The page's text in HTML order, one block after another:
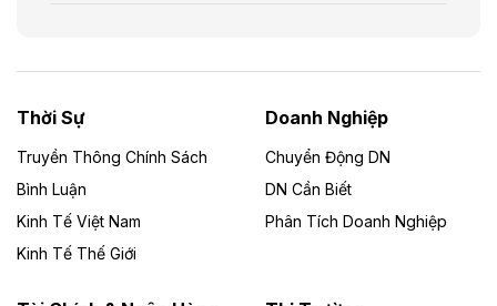
Dự án Nhà máy xử lý rác và phát điện Bắc Giang do
Công ty TNHH Năng lượng môi trường Bắc Giang làm
Theo vietnamfinance.vn
Đức Long Gia Lai mở rộng ‘hệ sinh thái’
Thời Sự
Truyền Thông Chính Sách
Bình Luận
Kinh Tế Việt Nam
Kinh Tế Thế Giới
Doanh Nghiệp
Chuyển Động DN
DN Cần Biết
Phân Tích Doanh Nghiệp